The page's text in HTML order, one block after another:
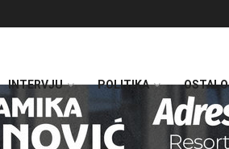
INTERVJU POLITIKA OSTALO